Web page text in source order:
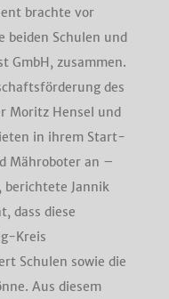
brachte vor
beiden Schulen und
GmbH, zusammen.
des
Moritz Hensel und
in ihrem Start-
Mähroboter an –
berichtete Jannik
dass diese
Kreis
Schulen sowie die
Aus diesem